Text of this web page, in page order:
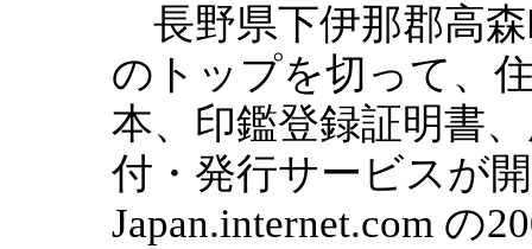
長野県下伊那郡高
のトップを切って、
本、印鑑登録証明書
付・発行サービスが
Japan.internet.com の